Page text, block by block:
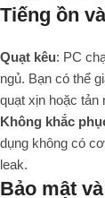
Tiếng ồn
Quạt kêu: PC
ngủ. Bạn có thể
quạt xịn hoặc tản
Không khắc
dụng không có
leak.
Bảo mật